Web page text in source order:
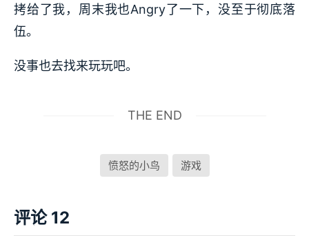
拷给了我，周末我也Angry了一下，没至于彻底落
伍。
没事也去找来玩玩吧。
THE END
愤怒的小鸟 游戏
评论 12